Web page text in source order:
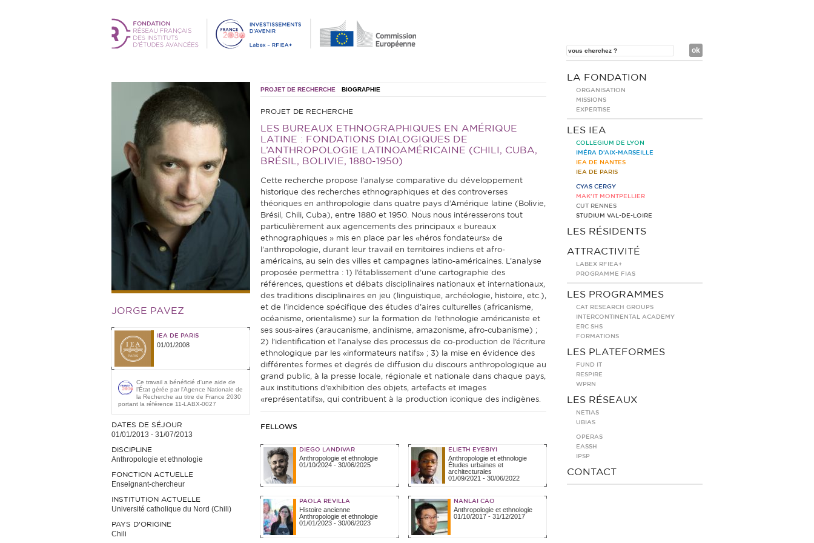
JORGE PAVEZ
IEA DE PARIS
01/01/2008
Ce travail a bénéficié d'une aide de
l’État gérée par l'Agence Nationale de
la Recherche au titre de France 2030
portant la référence 11-LABX-0027
DATES DE SÉJOUR
01/01/2013 - 31/07/2013
DISCIPLINE
Anthropologie et ethnologie
FONCTION ACTUELLE
Enseignant-chercheur
INSTITUTION ACTUELLE
Université catholique du Nord (Chili)
PAYS D'ORIGINE
Chili
PROJET DE RECHERCHE BIOGRAPHIE
PROJET DE RECHERCHE
LES BUREAUX ETHNOGRAPHIQUES EN AMÉRIQUE
LATINE : FONDATIONS DIALOGIQUES DE
L’ANTHROPOLOGIE LATINOAMÉRICAINE (CHILI, CUBA,
BRÉSIL, BOLIVIE, 1880-1950)
Cette recherche propose l’analyse comparative du développement
historique des recherches ethnographiques et des controverses
théoriques en anthropologie dans quatre pays d’Amérique latine (Bolivie,
Brésil, Chili, Cuba), entre 1880 et 1950. Nous nous intéresserons tout
particulièrement aux agencements des principaux « bureaux
ethnographiques » mis en place par les «héros fondateurs» de
l’anthropologie, durant leur travail en territoires indiens et afro-
américains, au sein des villes et campagnes latino-américaines. L’analyse
proposée permettra : 1) l’établissement d’une cartographie des
références, questions et débats disciplinaires nationaux et internationaux,
des traditions disciplinaires en jeu (linguistique, archéologie, histoire, etc.),
et de l’incidence spécifique des études d’aires culturelles (africanisme,
océanisme, orientalisme) sur la formation de l’ethnologie américaniste et
ses sous-aires (araucanisme, andinisme, amazonisme, afro-cubanisme) ;
2) l’identification et l’analyse des processus de co-production de l’écriture
ethnologique par les «informateurs natifs» ; 3) la mise en évidence des
différentes formes et degrés de diffusion du discours anthropologique au
grand public, à la presse locale, régionale et nationale dans chaque pays,
aux institutions d’exhibition des objets, artefacts et images
«représentatifs», qui contribuent à la production iconique des indigènes.
FELLOWS
DIEGO LANDIVAR
Anthropologie et ethnologie
01/10/2024- 30/06/2025
ELIETH EYEBIYI
Anthropologie et ethnologie
Études urbaines et
architecturales
01/09/2021 - 30/06/2022
PAOLA REVILLA
Histoire ancienne
Anthropologie et ethnologie
01/01/2023- 30/06/2023
NANLAI CAO
Anthropologie et ethnologie
01/10/2017- 31/12/2017
LA FONDATION
ORGANISATION
MISSIONS
EXPERTISE
LES IEA
COLLEGIUM DE LYON
IMÉRA D’AIX-MARSEILLE
IEA DE NANTES
IEA DE PARIS
CYAS CERGY
MAK’IT MONTPELLIER
CUT RENNES
STUDIUM VAL-DE-LOIRE
LES RÉSIDENTS
ATTRACTIVITÉ
LABEX RFIEA+
PROGRAMME FIAS
LES PROGRAMMES
CAT RESEARCH GROUPS
INTERCONTINENTAL ACADEMY
ERC SHS
FORMATIONS
LES PLATEFORMES
FUND IT
RESPIRE
WPRN
LES RÉSEAUX
NETIAS
UBIAS
OPERAS
EASSH
IPSP
CONTACT